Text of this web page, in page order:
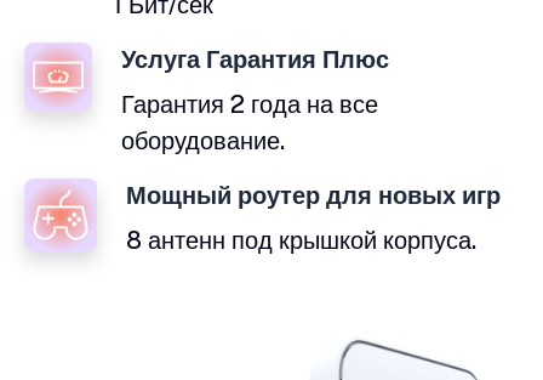
Услуга Гарантия Плюс
Гарантия 2 года на все
оборудование.
Мощный роутер для новых игр
8 антенн под крышкой корпуса.